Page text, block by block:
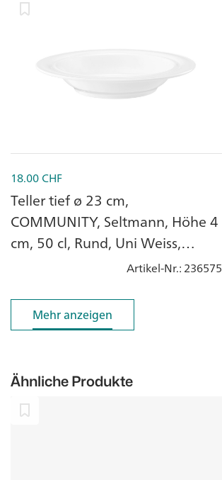
18.00CHF
Teller tief ø 23 cm,
COMMUNITY, Seltmann, Höhe 4
cm, 50 cl, Rund, Uni Weiss,
Artikel-Nr.: 236575
Mehr anzeigen
Mehr anzeigen
Ähnliche Produkte